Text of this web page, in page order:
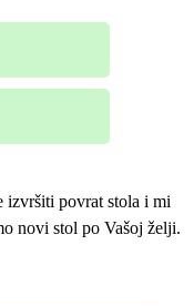
izvršiti povrat stola i mi
novi stol po Vašoj želji.